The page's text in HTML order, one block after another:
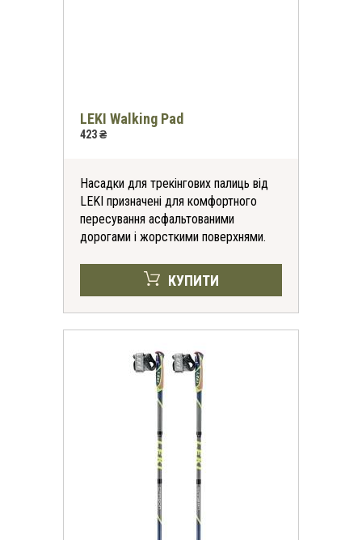
LEKI Walking Pad
423 ₴
Насадки для трекінгових палиць від
LEKI призначені для комфортного
пересування асфальтованими
дорогами і жорсткими поверхнями.
КУПИТИ